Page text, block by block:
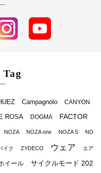
Campagnolo CANYON
ROSA DOGMA FACTOR
NOZA NOZA one NOZA S NO
イク ZYDECO ウェア エア
イール
サイクルモード 202